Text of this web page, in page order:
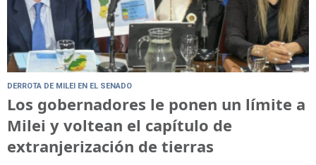
DERROTA DE MILEI EN EL SENADO
Los gobernadores le ponen un límite a
Milei y voltean el capítulo de
extranjerización de tierras